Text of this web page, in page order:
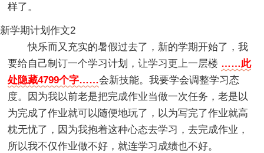
样了。
新学期计划作文2
快乐而又充实的暑假过去了，新的学期开始了，我
要给自己制订一个学习计划，让学习更上一层楼 ……此
处隐藏4799个字……会新技能。我要学会调整学习态
度。因为我以前老是把完成作业当做一次任务，老是以
为完成了作业就可以随便地玩了，以为写完了作业就高
枕无忧了，因为我抱着这种心态去学习，去完成作业，
所以我不仅作业做不好，就连学习成绩也不好。